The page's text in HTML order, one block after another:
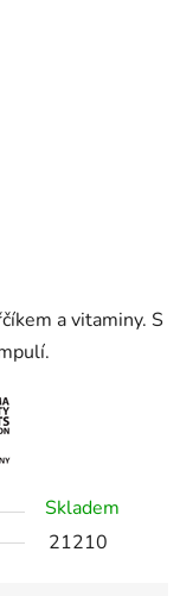
a vitaminy. S
Skladem
21210